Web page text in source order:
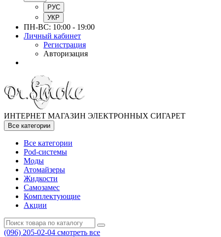
РУС
УКР
ПН-ВС: 10:00 - 19:00
Личный кабинет
Регистрация
Авторизация
ИНТЕРНЕТ МАГАЗИН ЭЛЕКТРОННЫХ СИГАРЕТ
Все категории
Все категории
Pod-системы
Моды
Атомайзеры
Жидкости
Самозамес
Комплектующие
Акции
(096) 205-02-04 смотреть все